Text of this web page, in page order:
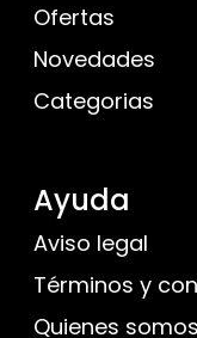
Ofertas
Novedades
Categorias
Ayuda
Aviso legal
Términos y
Quienes somos